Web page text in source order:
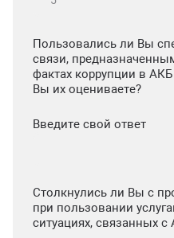
Пользовались ли Вы
связи,
фактах коррупции в
Вы их оцениваете?
Введите свой ответ
Столкнулись ли Вы с
при пользовании
ситуациях, связанных